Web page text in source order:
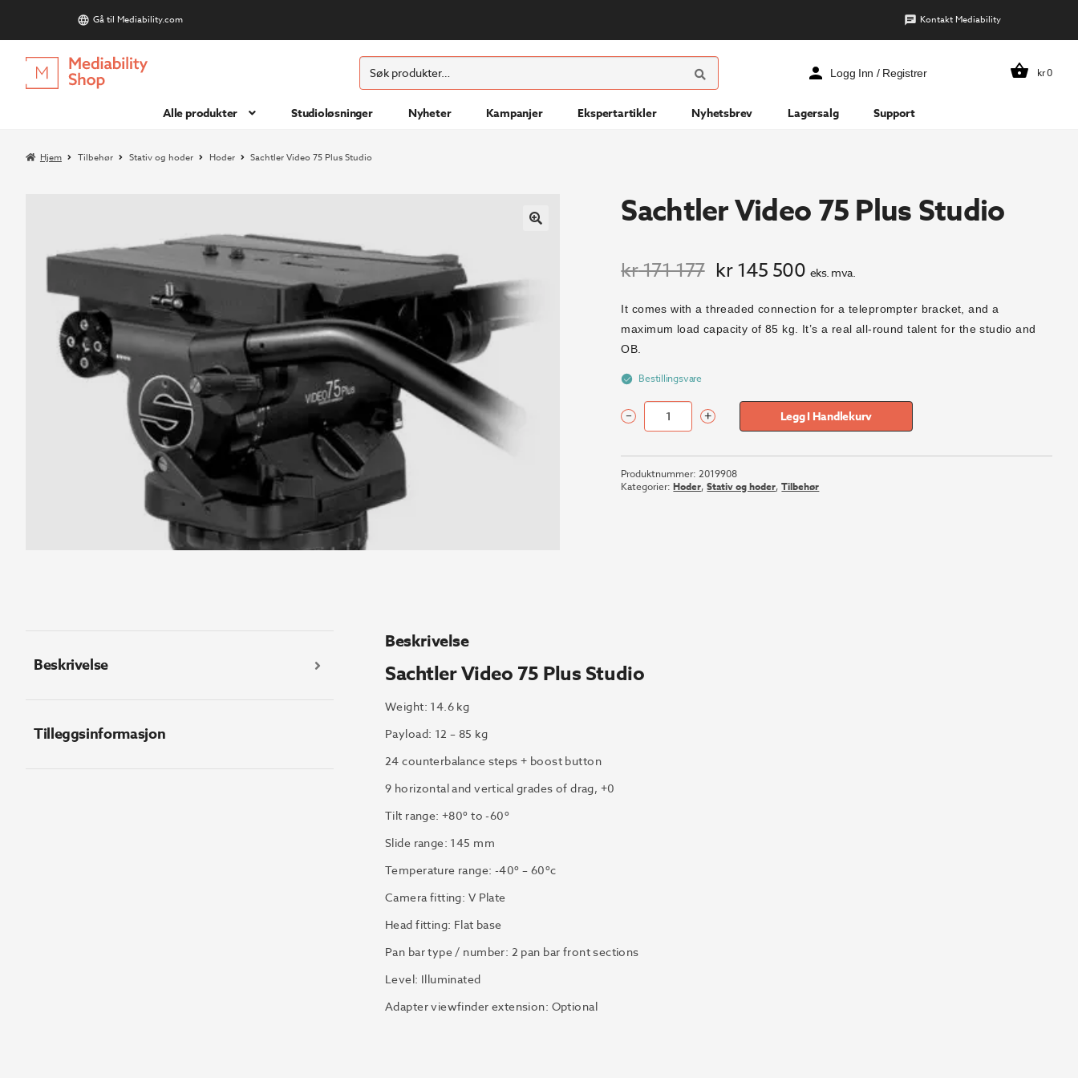
Gå til Mediability.com Kontakt Mediability
Hopp
til
Hopp
til
Søk
etter:
SØK
Logg Inn / Registrer kr0
Alle produkter Studioløsninger Nyheter Kampanjer Ekspertartikler Nyhetsbrev Lagersalg Support
Hjem Tilbehør Stativ og hoder Hoder Sachtler Video 75 Plus Studio
Sachtler Video 75 Plus Studio
kr171 177 Opprinnelig
var:
kr 171
kr145 500Nåværende
er:
kr 145
eks. mva.
It comes with a threaded connection for a teleprompter bracket, and a
maximum load capacity of 85 kg. It’s a real all-round talent for the studio and
OB.
Bestillingsvare
Sachtler
75
Plus
Studio
– + Legg I Handlekurv
Produktnummer:2019908
Kategorier:Hoder,Stativ og hoder,Tilbehør
Beskrivelse
Tilleggsinformasjon
Beskrivelse
Sachtler Video 75 Plus Studio
Weight: 14.6 kg
Payload: 12 – 85 kg
24 counterbalance steps + boost button
9 horizontal and vertical grades of drag, +0
Tilt range: +80º to -60º
Slide range: 145 mm
Temperature range: -40º – 60ºc
Camera fitting: V Plate
Head fitting: Flat base
Pan bar type / number: 2 pan bar front sections
Level: Illuminated
Adapter viewfinder extension: Optional